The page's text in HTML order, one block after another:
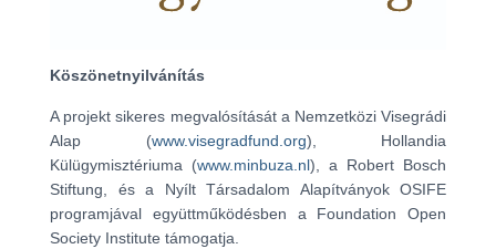
Köszönetnyilvánítás
A projekt sikeres megvalósítását a Nemzetközi Visegrádi
Alap (www.visegradfund.org), Hollandia
Külügymisztériuma (www.minbuza.nl), a Robert Bosch
Stiftung, és a Nyílt Társadalom Alapítványok OSIFE
programjával együttműködésben a Foundation Open
Society Institute támogatja.